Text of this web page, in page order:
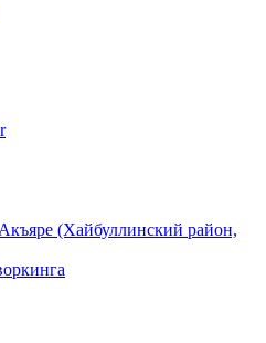
(Хайбуллинский район,